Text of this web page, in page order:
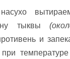
тыквы
и